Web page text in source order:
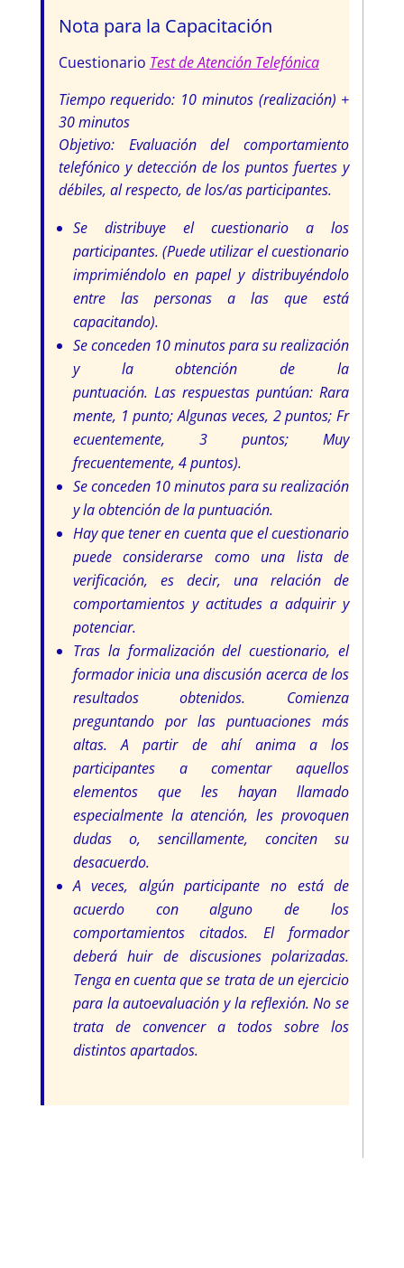
Nota para la Capacitación
Cuestionario Test de Atención Telefónica
Tiempo requerido: 10 minutos (realización) +
30 minutos
Objetivo: Evaluación del comportamiento
telefónico y detección de los puntos fuertes y
débiles, al respecto, de los/as participantes.
Se distribuye el cuestionario a los
participantes. (Puede utilizar el cuestionario
imprimiéndolo en papel y distribuyéndolo
entre las personas a las que está
capacitando).
Se conceden 10 minutos para su realización
y la obtención de la
puntuación. Las respuestas puntúan: Rara
mente, 1 punto; Algunas veces, 2 puntos; Fr
ecuentemente, 3 puntos; Muy
frecuentemente, 4 puntos).
Se conceden 10 minutos para su realización
y la obtención de la puntuación.
Hay que tener en cuenta que el cuestionario
puede considerarse como una lista de
verificación, es decir, una relación de
comportamientos y actitudes a adquirir y
potenciar.
Tras la formalización del cuestionario, el
formador inicia una discusión acerca de los
resultados obtenidos. Comienza
preguntando por las puntuaciones más
altas. A partir de ahí anima a los
participantes a comentar aquellos
elementos que les hayan llamado
especialmente la atención, les provoquen
dudas o, sencillamente, conciten su
desacuerdo.
A veces, algún participante no está de
acuerdo con alguno de los
comportamientos citados. El formador
deberá huir de discusiones polarizadas.
Tenga en cuenta que se trata de un ejercicio
para la autoevaluación y la reflexión. No se
trata de convencer a todos sobre los
distintos apartados.